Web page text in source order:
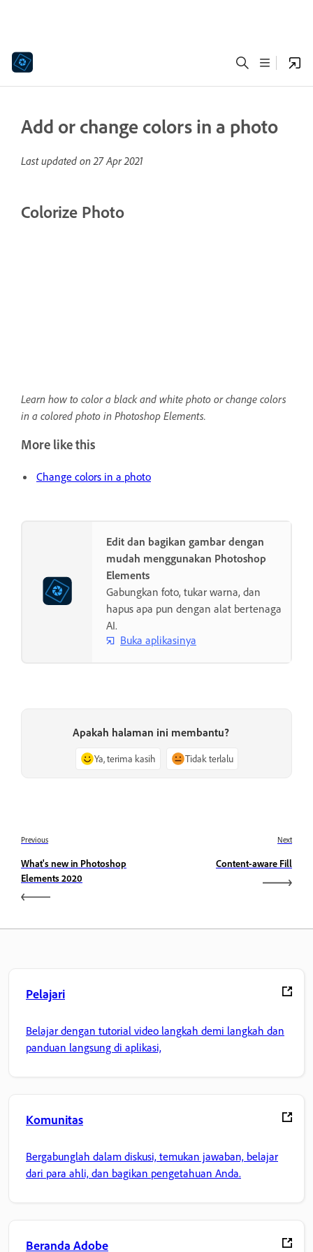
Add or change colors in a photo
Last updated on27 Apr 2021
Colorize Photo
Learn how to color a black and white photo or change colors
in a colored photo in Photoshop Elements.
More like this
Change colors in a photo
Edit dan bagikan gambar dengan
mudah menggunakan Photoshop
Elements
Gabungkan foto, tukar warna, dan
hapus apa pun dengan alat bertenaga
AI.
Buka aplikasinya
Apakah halaman ini membantu?
Ya, terima kasih Tidak terlalu
Previous
What's new in Photoshop
Elements 2020
Next
Content-aware Fill
Pelajari
Belajar dengan tutorial video langkah demi langkah dan
panduan langsung di aplikasi,
Komunitas
Bergabunglah dalam diskusi, temukan jawaban, belajar
dari para ahli, dan bagikan pengetahuan Anda.
Beranda Adobe